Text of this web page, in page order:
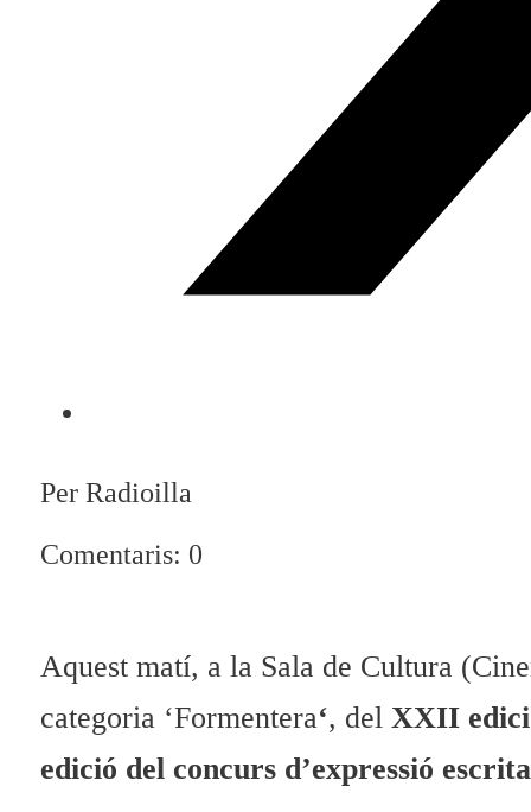
Per Radioilla
Comentaris: 0
Aquest matí, a la Sala de Cultura
categoria ‘Formentera‘, del XXII
edició del concurs d’expressió